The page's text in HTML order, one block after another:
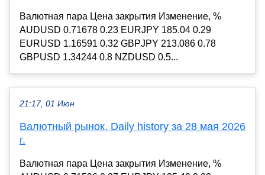
Валютная пара Цена закрытия Изменение, %
AUDUSD 0.71678 0.23 EURJPY 185.04 0.29
EURUSD 1.16591 0.32 GBPJPY 213.086 0.78
GBPUSD 1.34244 0.8 NZDUSD 0.5...
21:17, 01 Июн
Валютный рынок, Daily history за 28 мая 2026
г.
Валютная пара Цена закрытия Изменение, %